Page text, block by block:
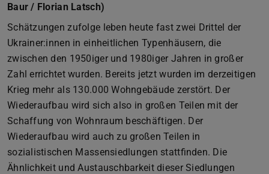
Baur / Florian Latsch)
Schätzungen zufolge leben heute fast zwei Drittel der
Ukrainer:innen in einheitlichen Typenhäusern, die
zwischen den 1950iger und 1980iger Jahren in großer
Zahl errichtet wurden. Bereits jetzt wurden im derzeitigen
Krieg mehr als 130.000 Wohngebäude zerstört. Der
Wiederaufbau wird sich also in großen Teilen mit der
Schaffung von Wohnraum beschäftigen. Der
Wiederaufbau wird auch zu großen Teilen in
sozialistischen Massensiedlungen stattfinden. Die
Ähnlichkeit und Austauschbarkeit dieser Siedlungen